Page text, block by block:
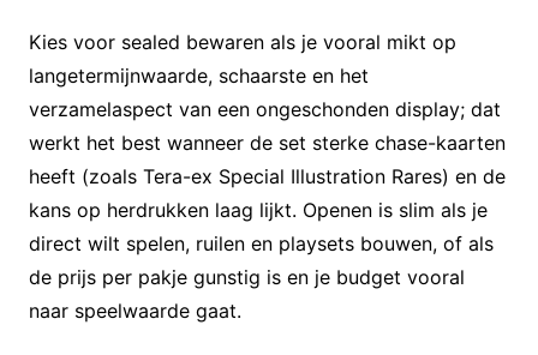
Kies voor sealed bewaren als je vooral mikt op
langetermijnwaarde, schaarste en het
verzamelaspect van een ongeschonden display; dat
werkt het best wanneer de set sterke chase-kaarten
heeft (zoals Tera-ex Special Illustration Rares) en de
kans op herdrukken laag lijkt. Openen is slim als je
direct wilt spelen, ruilen en playsets bouwen, of als
de prijs per pakje gunstig is en je budget vooral
naar speelwaarde gaat.